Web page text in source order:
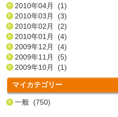
2010年04月 (1)
2010年03月 (3)
2010年02月 (2)
2010年01月 (4)
2009年12月 (4)
2009年11月 (5)
2009年10月 (1)
マイカテゴリー
一般 (750)